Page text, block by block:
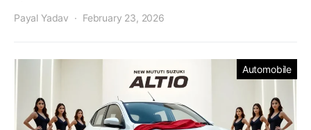
Payal Yadav February 23, 2026
Automobile